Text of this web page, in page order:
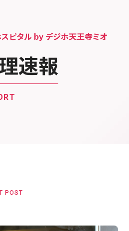
ピタル by デジホ天王寺ミオ
速報
POST